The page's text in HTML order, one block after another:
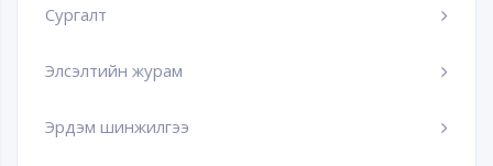
Сургалт
Элсэлтийн журам
Эрдэм шинжилгээ